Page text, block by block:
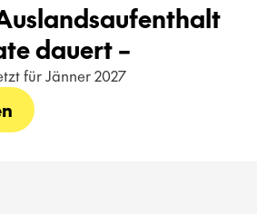
dauert –
für Jänner 2027